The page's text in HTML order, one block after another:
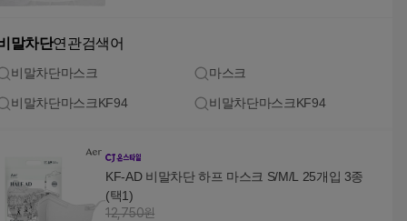
말차단연관검색어
비말차단마스크 마스크
비말차단마스크KF94 비말차단마스크KF94
KF-AD 비말차단 하프 마스크 S/M/L 25개입 3종
(택1)
12,750원